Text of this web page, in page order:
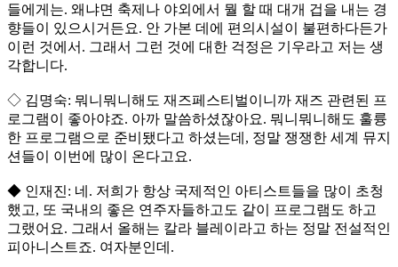
들에게는. 왜냐면 축제나 야외에서 뭘 할 때 대개 겁을 내는 경
향들이 있으시거든요. 안 가본 데에 편의시설이 불편하다든가
이런 것에서. 그래서 그런 것에 대한 걱정은 기우라고 저는 생
각합니다.
◇ 김명숙: 뭐니뭐니해도 재즈페스티벌이니까 재즈 관련된 프
로그램이 좋아야죠. 아까 말씀하셨잖아요. 뭐니뭐니해도 훌륭
한 프로그램으로 준비됐다고 하셨는데, 정말 쟁쟁한 세계 뮤지
션들이 이번에 많이 온다고요.
◆ 인재진: 네. 저희가 항상 국제적인 아티스트들을 많이 초청
했고, 또 국내의 좋은 연주자들하고도 같이 프로그램도 하고
그랬어요. 그래서 올해는 칼라 블레이라고 하는 정말 전설적인
피아니스트죠. 여자분인데.